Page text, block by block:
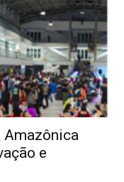
Amazônica
e